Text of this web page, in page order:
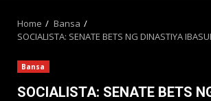
Home
Bansa
SOCIALISTA: SENATE BETS NG DINASTIYA
Bansa
SOCIALISTA: SENATE BETS